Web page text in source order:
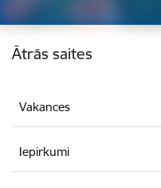
Kājene
Ātrās saites
Vakances
Iepirkumi